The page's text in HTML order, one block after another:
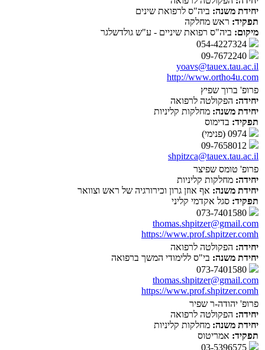
יחידת משנה: ביה"ס לרפואת שינים
תפקיד: ראש מחלקה
מיקום: ביה"ס רפואת שיניים - ע"ש גולדשלגר
yoavs@tauex.tau.ac.il
http://www.ortho4u.com
פרופ' ברוך שפיץ
יחידה: הפקולטה לרפואה
יחידת משנה: מחלקות קליניות
תפקיד: בדימוס
shpitzca@tauex.tau.ac.il
פרופ' טומס שפיצר
יחידה: מחלקות קליניות
יחידת משנה: אף אוזן גרון וכירורגיה של ראש וצוואר
תפקיד: סגל אקדמי קליני
thomas.shpitzer@gmail.com
https://www.prof.shpitzer.comh
יחידה: הפקולטה לרפואה
יחידת משנה: בי"ס ללימודי המשך ברפואה
thomas.shpitzer@gmail.com
https://www.prof.shpitzer.comh
פרופ' יהודה-ר שפיר
יחידה: הפקולטה לרפואה
יחידת משנה: מחלקות קליניות
תפקיד: אמריטוס